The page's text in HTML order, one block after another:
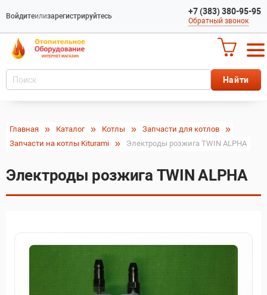
Войдитеилизарегистрируйтесь +7 (383) 380-95-95
Обратный звонок
Главная Каталог Котлы
Запчасти для котлов
Запчасти на котлы Kiturami
Электроды розжига TWIN ALPHA
Электроды розжига TWIN ALPHA